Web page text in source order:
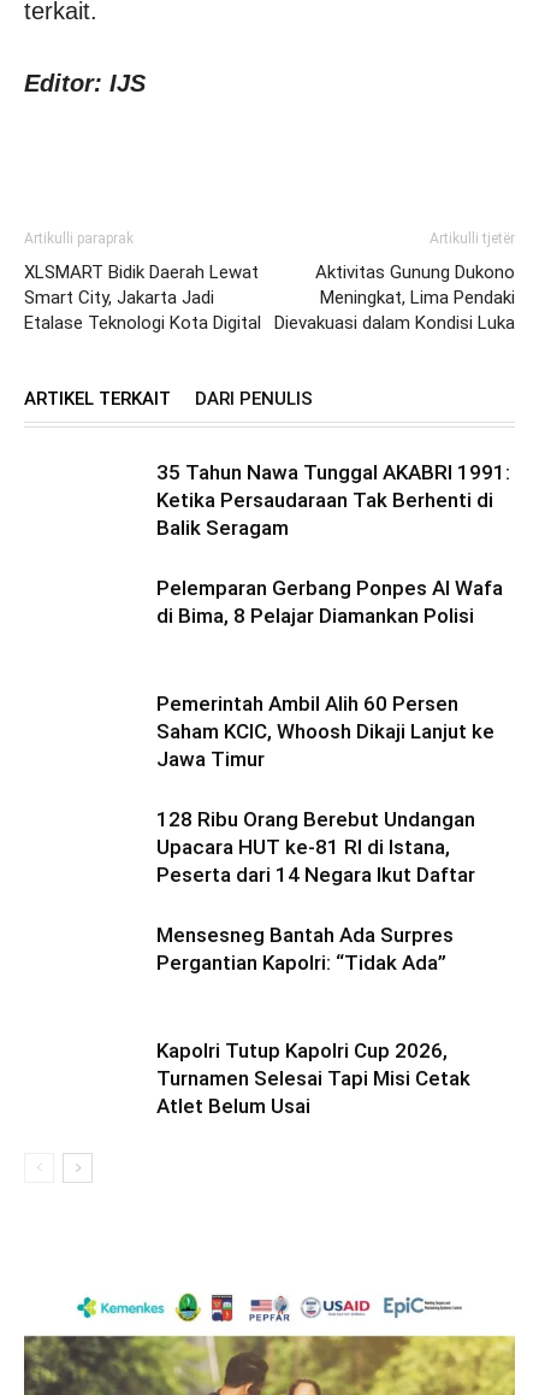
terkait.
Editor: IJS
Artikulli paraprak
XLSMART Bidik Daerah Lewat
Smart City, Jakarta Jadi
Etalase Teknologi Kota Digital
Artikulli tjetër
Aktivitas Gunung Dukono
Meningkat, Lima Pendaki
Dievakuasi dalam Kondisi Luka
ARTIKEL TERKAIT DARI PENULIS
35 Tahun Nawa Tunggal AKABRI 1991:
Ketika Persaudaraan Tak Berhenti di
Balik Seragam
Pelemparan Gerbang Ponpes Al Wafa
di Bima, 8 Pelajar Diamankan Polisi
Pemerintah Ambil Alih 60 Persen
Saham KCIC, Whoosh Dikaji Lanjut ke
Jawa Timur
128 Ribu Orang Berebut Undangan
Upacara HUT ke-81 RI di Istana,
Peserta dari 14 Negara Ikut Daftar
Mensesneg Bantah Ada Surpres
Pergantian Kapolri: “Tidak Ada”
Kapolri Tutup Kapolri Cup 2026,
Turnamen Selesai Tapi Misi Cetak
Atlet Belum Usai